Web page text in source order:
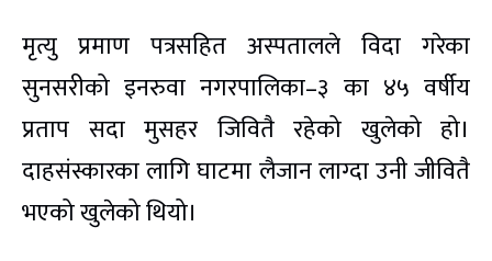
मृत्यु प्रमाण पत्रसहित अस्पतालले विदा गरेका
सुनसरीको इनरुवा नगरपालिका–३ का ४५ वर्षीय
प्रताप सदा मुसहर जिवितै रहेको खुलेको हो।
दाहसंस्कारका लागि घाटमा लैजान लाग्दा उनी जीवितै
भएको खुलेको थियो।